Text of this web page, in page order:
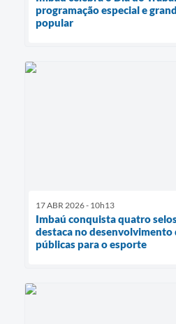
programação especial e
popular
17 ABR 2026 - 10h13
Imbaú conquista quatro
destaca no desenvolvimento
públicas para o esporte